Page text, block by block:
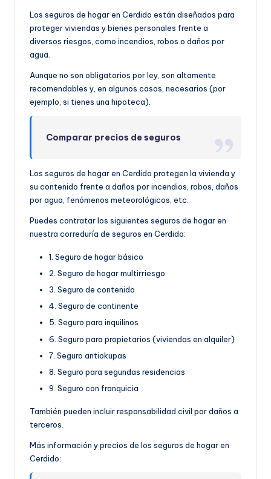
Los seguros de hogar en Cerdido están diseñados para
proteger viviendas y bienes personales frente a
diversos riesgos, como incendios, robos o daños por
agua.
Aunque no son obligatorios por ley, son altamente
recomendables y, en algunos casos, necesarios (por
ejemplo, si tienes una hipoteca).
Comparar precios de seguros
Los seguros de hogar en Cerdido protegen la vivienda y
su contenido frente a daños por incendios, robos, daños
por agua, fenómenos meteorológicos, etc.
Puedes contratar los siguientes seguros de hogar en
nuestra correduría de seguros en Cerdido:
1. Seguro de hogar básico
2. Seguro de hogar multirriesgo
3. Seguro de contenido
4. Seguro de continente
5. Seguro para inquilinos
6. Seguro para propietarios (viviendas en alquiler)
7. Seguro antiokupas
8. Seguro para segundas residencias
9. Seguro con franquicia
También pueden incluir responsabilidad civil por daños a
terceros.
Más información y precios de los seguros de hogar en
Cerdido: